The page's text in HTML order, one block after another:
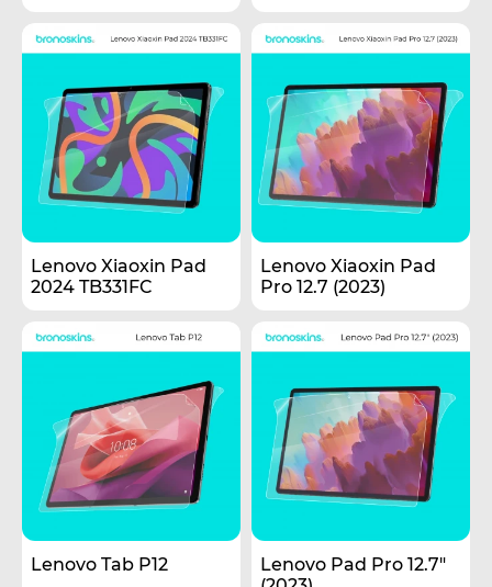
Lenovo Xiaoxin Pad
2024 TB331FC
Lenovo Xiaoxin Pad
Pro 12.7 (2023)
Lenovo Tab P12
Lenovo Pad Pro 12.7"